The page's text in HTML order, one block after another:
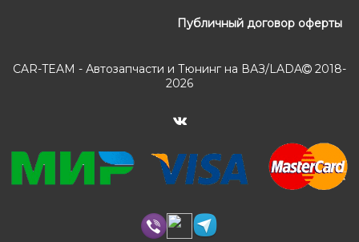
Публичный договор оферты
CAR-TEAM - Автозапчасти и Тюнинг на ВАЗ/LADA
2018-
2026